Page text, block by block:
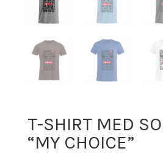
T-SHIRT MED
“MY CHOICE”